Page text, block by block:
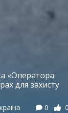
«Оператора
для захисту
0